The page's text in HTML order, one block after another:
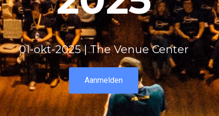
01-okt-2025 | The Venue Center
Aanmelden